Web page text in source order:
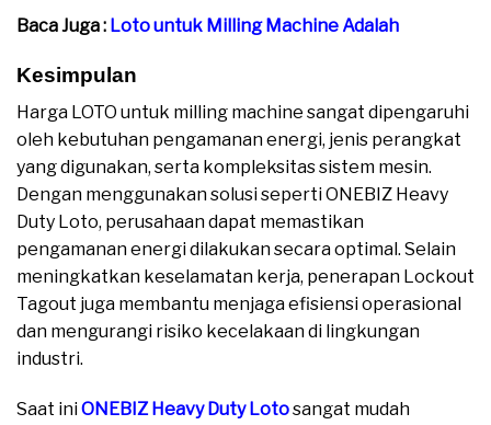
Baca Juga : Loto untuk Milling Machine Adalah
Kesimpulan
Harga LOTO untuk milling machine sangat dipengaruhi
oleh kebutuhan pengamanan energi, jenis perangkat
yang digunakan, serta kompleksitas sistem mesin.
Dengan menggunakan solusi seperti ONEBIZ Heavy
Duty Loto, perusahaan dapat memastikan
pengamanan energi dilakukan secara optimal. Selain
meningkatkan keselamatan kerja, penerapan Lockout
Tagout juga membantu menjaga efisiensi operasional
dan mengurangi risiko kecelakaan di lingkungan
industri.
Saat iniONEBIZ Heavy Duty Lotosangat mudah